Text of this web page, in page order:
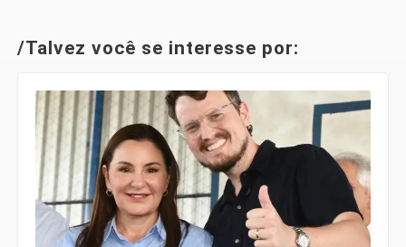
/Talvez você se interesse por: